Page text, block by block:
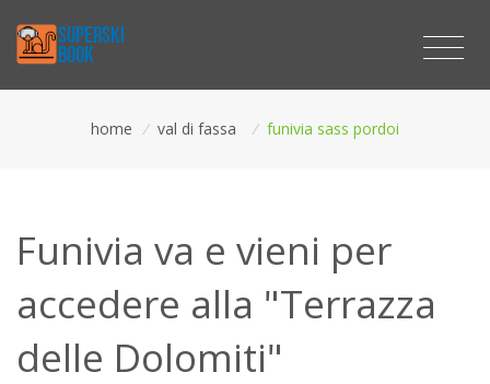
home / val di fassa / funivia sass pordoi
Funivia va e vieni per
accedere alla "Terrazza
delle Dolomiti"